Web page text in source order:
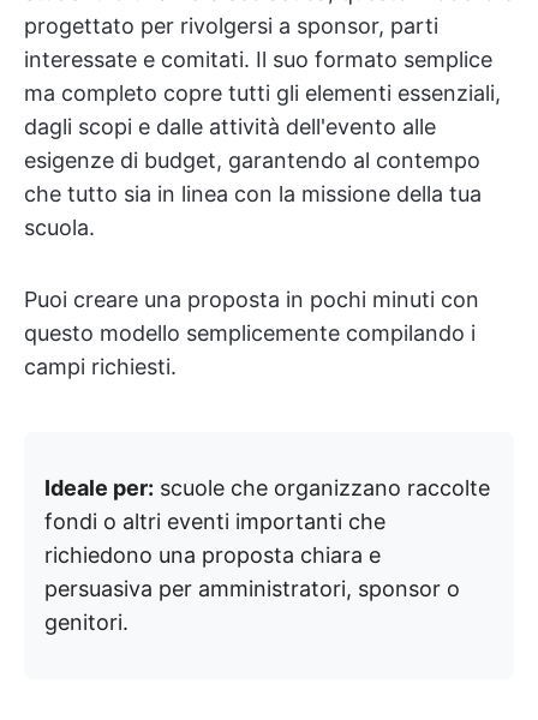
progettato per rivolgersi a sponsor, parti
interessate e comitati. Il suo formato semplice
ma completo copre tutti gli elementi essenziali,
dagli scopi e dalle attività dell'evento alle
esigenze di budget, garantendo al contempo
che tutto sia in linea con la missione della tua
scuola.
Puoi creare una proposta in pochi minuti con
questo modello semplicemente compilando i
campi richiesti.
Ideale per: scuole che organizzano raccolte
fondi o altri eventi importanti che
richiedono una proposta chiara e
persuasiva per amministratori, sponsor o
genitori.